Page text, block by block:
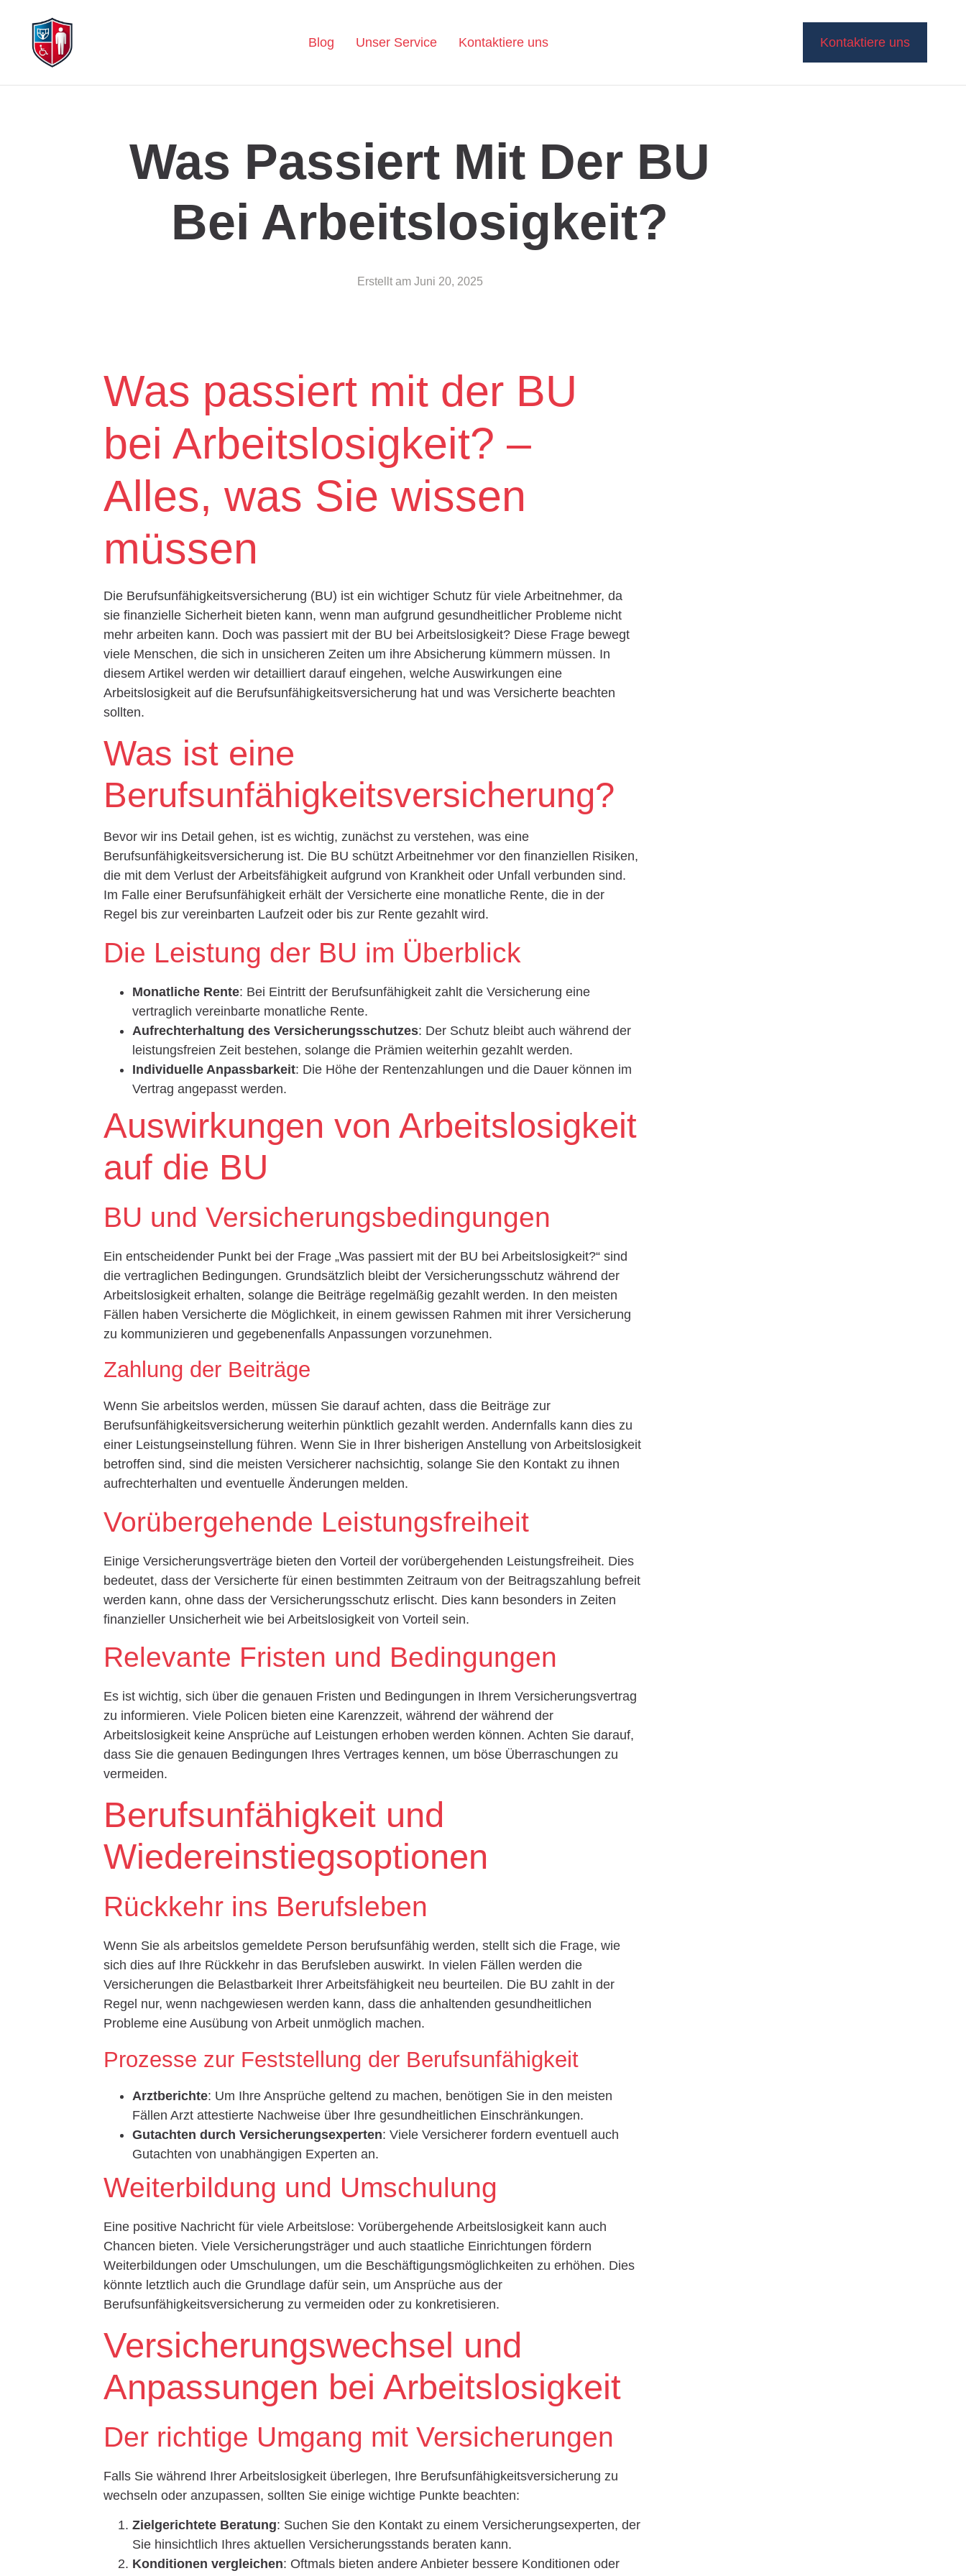
Blog Unser Service Kontaktiere uns Kontaktiere uns
Was Passiert Mit Der BU
Bei Arbeitslosigkeit?
Erstellt am Juni 20, 2025
Was passiert mit der BU
bei Arbeitslosigkeit? –
Alles, was Sie wissen
müssen
Die Berufsunfähigkeitsversicherung (BU) ist ein wichtiger Schutz für viele Arbeitnehmer, da
sie finanzielle Sicherheit bieten kann, wenn man aufgrund gesundheitlicher Probleme nicht
mehr arbeiten kann. Doch was passiert mit der BU bei Arbeitslosigkeit? Diese Frage bewegt
viele Menschen, die sich in unsicheren Zeiten um ihre Absicherung kümmern müssen. In
diesem Artikel werden wir detailliert darauf eingehen, welche Auswirkungen eine
Arbeitslosigkeit auf die Berufsunfähigkeitsversicherung hat und was Versicherte beachten
sollten.
Was ist eine
Berufsunfähigkeitsversicherung?
Bevor wir ins Detail gehen, ist es wichtig, zunächst zu verstehen, was eine
Berufsunfähigkeitsversicherung ist. Die BU schützt Arbeitnehmer vor den finanziellen Risiken,
die mit dem Verlust der Arbeitsfähigkeit aufgrund von Krankheit oder Unfall verbunden sind.
Im Falle einer Berufsunfähigkeit erhält der Versicherte eine monatliche Rente, die in der
Regel bis zur vereinbarten Laufzeit oder bis zur Rente gezahlt wird.
Die Leistung der BU im Überblick
Monatliche Rente: Bei Eintritt der Berufsunfähigkeit zahlt die Versicherung eine
vertraglich vereinbarte monatliche Rente.
Aufrechterhaltung des Versicherungsschutzes: Der Schutz bleibt auch während der
leistungsfreien Zeit bestehen, solange die Prämien weiterhin gezahlt werden.
Individuelle Anpassbarkeit: Die Höhe der Rentenzahlungen und die Dauer können im
Vertrag angepasst werden.
Auswirkungen von Arbeitslosigkeit
auf die BU
BU und Versicherungsbedingungen
Ein entscheidender Punkt bei der Frage „Was passiert mit der BU bei Arbeitslosigkeit?“ sind
die vertraglichen Bedingungen. Grundsätzlich bleibt der Versicherungsschutz während der
Arbeitslosigkeit erhalten, solange die Beiträge regelmäßig gezahlt werden. In den meisten
Fällen haben Versicherte die Möglichkeit, in einem gewissen Rahmen mit ihrer Versicherung
zu kommunizieren und gegebenenfalls Anpassungen vorzunehmen.
Zahlung der Beiträge
Wenn Sie arbeitslos werden, müssen Sie darauf achten, dass die Beiträge zur
Berufsunfähigkeitsversicherung weiterhin pünktlich gezahlt werden. Andernfalls kann dies zu
einer Leistungseinstellung führen. Wenn Sie in Ihrer bisherigen Anstellung von Arbeitslosigkeit
betroffen sind, sind die meisten Versicherer nachsichtig, solange Sie den Kontakt zu ihnen
aufrechterhalten und eventuelle Änderungen melden.
Vorübergehende Leistungsfreiheit
Einige Versicherungsverträge bieten den Vorteil der vorübergehenden Leistungsfreiheit. Dies
bedeutet, dass der Versicherte für einen bestimmten Zeitraum von der Beitragszahlung befreit
werden kann, ohne dass der Versicherungsschutz erlischt. Dies kann besonders in Zeiten
finanzieller Unsicherheit wie bei Arbeitslosigkeit von Vorteil sein.
Relevante Fristen und Bedingungen
Es ist wichtig, sich über die genauen Fristen und Bedingungen in Ihrem Versicherungsvertrag
zu informieren. Viele Policen bieten eine Karenzzeit, während der während der
Arbeitslosigkeit keine Ansprüche auf Leistungen erhoben werden können. Achten Sie darauf,
dass Sie die genauen Bedingungen Ihres Vertrages kennen, um böse Überraschungen zu
vermeiden.
Berufsunfähigkeit und
Wiedereinstiegsoptionen
Rückkehr ins Berufsleben
Wenn Sie als arbeitslos gemeldete Person berufsunfähig werden, stellt sich die Frage, wie
sich dies auf Ihre Rückkehr in das Berufsleben auswirkt. In vielen Fällen werden die
Versicherungen die Belastbarkeit Ihrer Arbeitsfähigkeit neu beurteilen. Die BU zahlt in der
Regel nur, wenn nachgewiesen werden kann, dass die anhaltenden gesundheitlichen
Probleme eine Ausübung von Arbeit unmöglich machen.
Prozesse zur Feststellung der Berufsunfähigkeit
Arztberichte: Um Ihre Ansprüche geltend zu machen, benötigen Sie in den meisten
Fällen Arzt attestierte Nachweise über Ihre gesundheitlichen Einschränkungen.
Gutachten durch Versicherungsexperten: Viele Versicherer fordern eventuell auch
Gutachten von unabhängigen Experten an.
Weiterbildung und Umschulung
Eine positive Nachricht für viele Arbeitslose: Vorübergehende Arbeitslosigkeit kann auch
Chancen bieten. Viele Versicherungsträger und auch staatliche Einrichtungen fördern
Weiterbildungen oder Umschulungen, um die Beschäftigungsmöglichkeiten zu erhöhen. Dies
könnte letztlich auch die Grundlage dafür sein, um Ansprüche aus der
Berufsunfähigkeitsversicherung zu vermeiden oder zu konkretisieren.
Versicherungswechsel und
Anpassungen bei Arbeitslosigkeit
Der richtige Umgang mit Versicherungen
Falls Sie während Ihrer Arbeitslosigkeit überlegen, Ihre Berufsunfähigkeitsversicherung zu
wechseln oder anzupassen, sollten Sie einige wichtige Punkte beachten:
Zielgerichtete Beratung: Suchen Sie den Kontakt zu einem Versicherungsexperten, der
Sie hinsichtlich Ihres aktuellen Versicherungsstands beraten kann.
Konditionen vergleichen: Oftmals bieten andere Anbieter bessere Konditionen oder